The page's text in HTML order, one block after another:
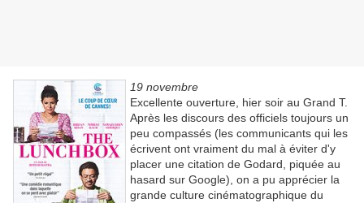
19 novembre
Excellente ouverture, hier soir au Grand T.
Après les discours des officiels toujours un
peu compassés (les communicants qui les
écrivent ont vraiment du mal à éviter d'y
placer une citation de Godard, piquée au
hasard sur Google), on a pu apprécier la
grande culture cinématographique du